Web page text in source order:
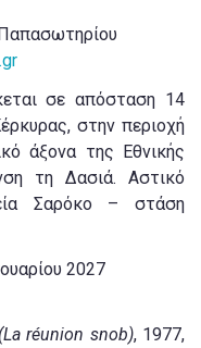
σε απόσταση 14
στην περιοχή
άξονα της Εθνικής
τη Δασιά. Αστικό
Σαρόκο – στάση
2027
réunion snob), 1977,